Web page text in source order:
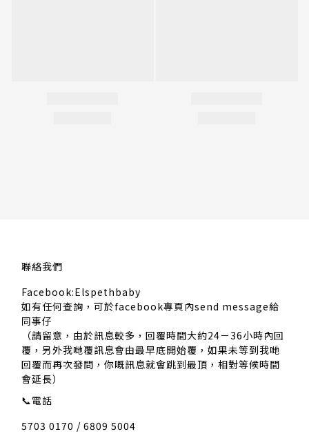
聯絡我們
Facebook:Elspethbaby
如有任何查詢，可於facebook專頁內send message給
同事仔
（請留意，由於訊息較多，回覆時間大約24－36小時內回
覆，另外我哋覆訊息會由最早底開始覆，如果未等到我哋
回覆而再次發問，你嘅訊息就會跳到最頂，相對等候時間
會延長）
📞電話
5703 0170 / 6809 5004